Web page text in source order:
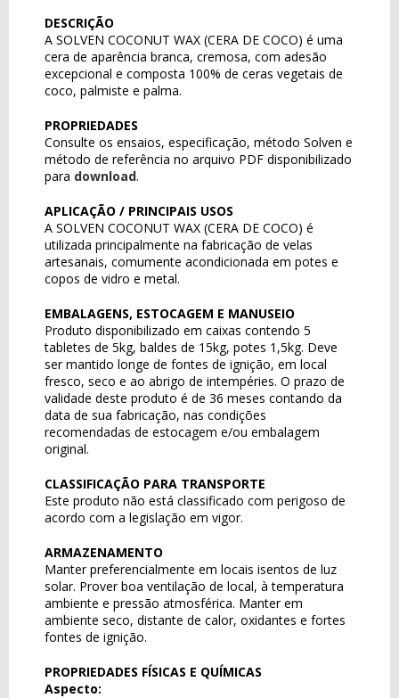
DESCRIÇÃO
A SOLVEN COCONUT WAX (CERA DE COCO) é uma
cera de aparência branca, cremosa, com adesão
excepcional e composta 100% de ceras vegetais de
coco, palmiste e palma.
PROPRIEDADES
Consulte os ensaios, especificação, método Solven e
método de referência no arquivo PDF disponibilizado
para download.
APLICAÇÃO / PRINCIPAIS USOS
A SOLVEN COCONUT WAX (CERA DE COCO) é
utilizada principalmente na fabricação de velas
artesanais, comumente acondicionada em potes e
copos de vidro e metal.
EMBALAGENS, ESTOCAGEM E MANUSEIO
Produto disponibilizado em caixas contendo 5
tabletes de 5kg, baldes de 15kg, potes 1,5kg. Deve
ser mantido longe de fontes de ignição, em local
fresco, seco e ao abrigo de intempéries. O prazo de
validade deste produto é de 36 meses contando da
data de sua fabricação, nas condições
recomendadas de estocagem e/ou embalagem
original.
CLASSIFICAÇÃO PARA TRANSPORTE
Este produto não está classificado com perigoso de
acordo com a legislação em vigor.
ARMAZENAMENTO
Manter preferencialmente em locais isentos de luz
solar. Prover boa ventilação de local, à temperatura
ambiente e pressão atmosférica. Manter em
ambiente seco, distante de calor, oxidantes e fortes
fontes de ignição.
PROPRIEDADES FÍSICAS E QUÍMICAS
Aspecto: